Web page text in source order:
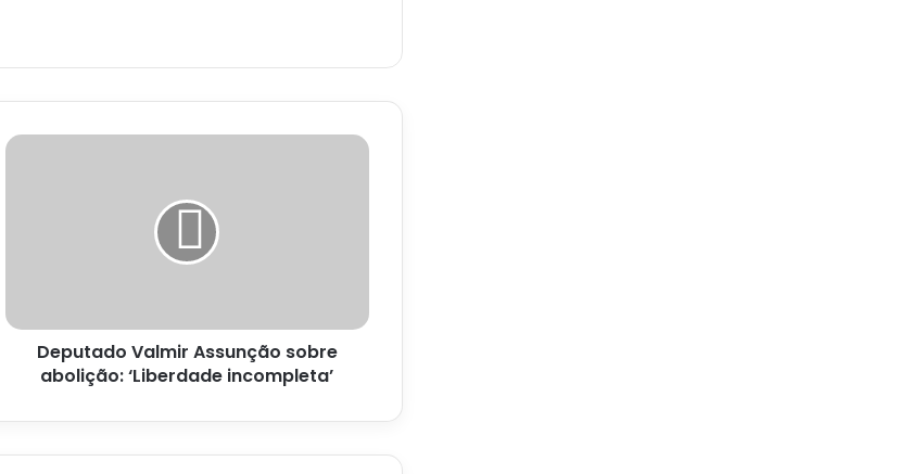
Deputado
Deputado Valmir Assunção sobre
abolição: ‘Liberdade incompleta’